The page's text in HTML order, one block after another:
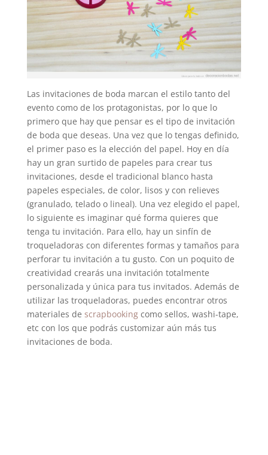
Las invitaciones de boda marcan el estilo tanto del
evento como de los protagonistas, por lo que lo
primero que hay que pensar es el tipo de invitación
de boda que deseas. Una vez que lo tengas definido,
el primer paso es la elección del papel. Hoy en día
hay un gran surtido de papeles para crear tus
invitaciones, desde el tradicional blanco hasta
papeles especiales, de color, lisos y con relieves
(granulado, telado o lineal). Una vez elegido el papel,
lo siguiente es imaginar qué forma quieres que
tenga tu invitación. Para ello, hay un sinfín de
troqueladoras con diferentes formas y tamaños para
perforar tu invitación a tu gusto. Con un poquito de
creatividad crearás una invitación totalmente
personalizada y única para tus invitados. Además de
utilizar las troqueladoras, puedes encontrar otros
materiales de scrapbooking como sellos, washi-tape,
etc con los que podrás customizar aún más tus
invitaciones de boda.